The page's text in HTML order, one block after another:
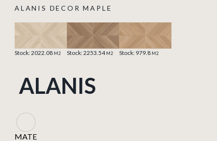
ALANIS DECOR MAPLE
Stock: 2022.08 M2 Stock: 2253.54 M2 Stock: 979.8 M2
ALANIS
MATE